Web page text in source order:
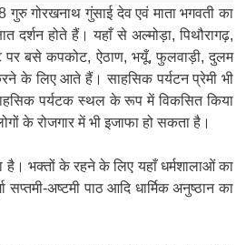
गोरखनाथ गुंसाई देव एवं माता भगवती का
होते हैं। यहाँ से अल्मोड़ा, पिथौरागढ़,
पर बसे कपकोट, ऐठाण, भयूँ, फुलवाड़ी, दुलम
के लिए आते हैं। साहसिक पर्यटन प्रेमी भी
पर्यटक स्थल के रूप में विकसित किया
के रोजगार में भी इजाफा हो सकता है।
है। भक्तों के रहने के लिए यहाँ धर्मशालाओं का
अष्टमी पाठ आदि धार्मिक अनुष्ठान का